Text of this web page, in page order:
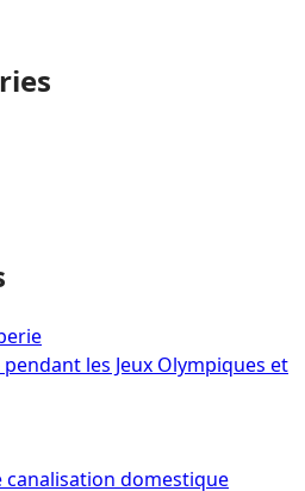
les Jeux Olympiques et
canalisation domestique